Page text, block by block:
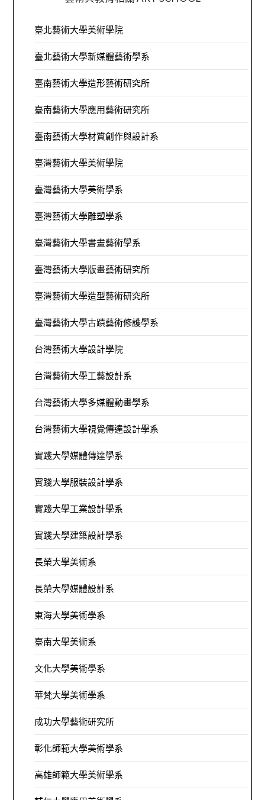
臺北藝術大學美術學院
臺北藝術大學新媒體藝術學系
臺南藝術大學造形藝術研究所
臺南藝術大學應用藝術研究所
臺南藝術大學材質創作與設計系
臺灣藝術大學美術學院
臺灣藝術大學美術學系
臺灣藝術大學雕塑學系
臺灣藝術大學書畫藝術學系
臺灣藝術大學版畫藝術研究所
臺灣藝術大學造型藝術研究所
臺灣藝術大學古蹟藝術修護學系
台灣藝術大學設計學院
台灣藝術大學工藝設計系
台灣藝術大學多媒體動畫學系
台灣藝術大學視覺傳達設計學系
實踐大學媒體傳達學系
實踐大學服裝設計學系
實踐大學工業設計學系
實踐大學建築設計學系
長榮大學美術系
長榮大學媒體設計系
東海大學美術學系
臺南大學美術系
文化大學美術學系
華梵大學美術學系
成功大學藝術研究所
彰化師範大學美術學系
高雄師範大學美術學系